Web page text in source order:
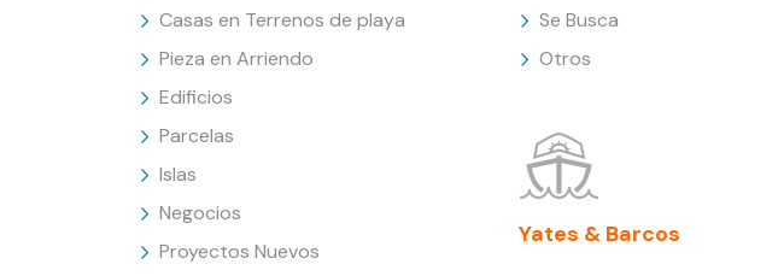
Casas en Terrenos de playa
Pieza en Arriendo
Edificios
Parcelas
Islas
Negocios
Proyectos Nuevos
Se Busca
Otros
Yates & Barcos